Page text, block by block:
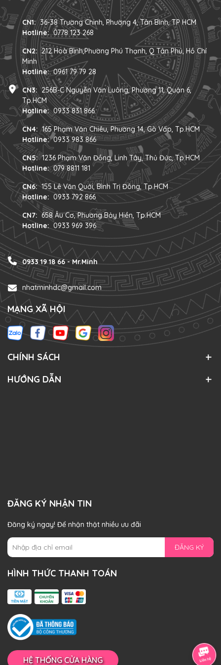
CN1: 36-38 Trường Chinh, Phường 4, Tân Bình, TP HCM
Hotline: 0778 123 268
CN2: 212 Hoà Bình,Phường Phú Thạnh, Q Tân Phú, Hồ Chí
Minh
Hotline: 0961 79 79 28
CN3: 256B-C Nguyễn Văn Luông, Phường 11, Quận 6,
Tp.HCM
Hotline: 0933 831 866
CN4: 165 Phạm Văn Chiêu, Phường 14, Gò Vấp, Tp.HCM
Hotline: 0933 983 866
CN5: 1236 Phạm Văn Đồng, Linh Tây, Thủ Đức, Tp.HCM
Hotline: 079 8811 181
CN6: 155 Lê Văn Quới, Bình Trị Đông, Tp.HCM
Hotline: 0933 792 866
CN7: 658 Âu Cơ, Phường Bảy Hiền, Tp.HCM
Hotline: 0933 969 396
0933 19 18 66 - Mr.Minh
nhatminhdc@gmail.com
MẠNG XÃ HỘI
CHÍNH SÁCH
HƯỚNG DẪN
ĐĂNG KÝ NHẬN TIN
Đăng ký ngay! Để nhận thật nhiều ưu đãi
ĐĂNG KÝ
HÌNH THỨC THANH TOÁN
HỆ THỐNG CỬA HÀNG